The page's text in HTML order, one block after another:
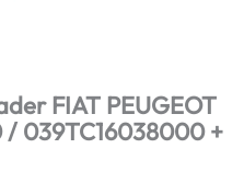
FIAT PEUGEOT
/ 039TC16038000 +